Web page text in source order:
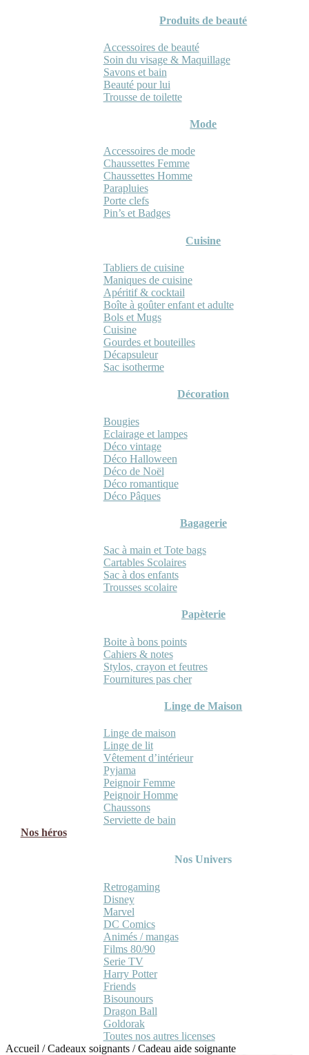
Produits de beauté
Accessoires de beauté
Soin du visage & Maquillage
Savons et bain
Beauté pour lui
Trousse de toilette
Mode
Accessoires de mode
Chaussettes Femme
Chaussettes Homme
Parapluies
Porte clefs
Pin’s et Badges
Cuisine
Tabliers de cuisine
Maniques de cuisine
Apéritif & cocktail
Boîte à goûter enfant et adulte
Bols et Mugs
Cuisine
Gourdes et bouteilles
Décapsuleur
Sac isotherme
Décoration
Bougies
Eclairage et lampes
Déco vintage
Déco Halloween
Déco de Noël
Déco romantique
Déco Pâques
Bagagerie
Sac à main et Tote bags
Cartables Scolaires
Sac à dos enfants
Trousses scolaire
Papèterie
Boite à bons points
Cahiers & notes
Stylos, crayon et feutres
Fournitures pas cher
Linge de Maison
Linge de maison
Linge de lit
Vêtement d’intérieur
Pyjama
Peignoir Femme
Peignoir Homme
Chaussons
Serviette de bain
Nos héros
Nos Univers
Retrogaming
Disney
Marvel
DC Comics
Animés / mangas
Films 80/90
Serie TV
Harry Potter
Friends
Bisounours
Dragon Ball
Goldorak
Toutes nos autres licenses
Accueil /Cadeaux soignants /Cadeau aide soignante